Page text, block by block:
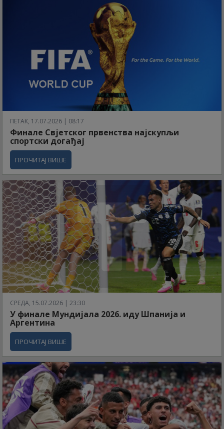
ПЕТАК, 17.07.2026 | 08:17
Финале Свјетског првенства најскупљи
спортски догађај
ПРОЧИТАЈ ВИШЕ
СРЕДА, 15.07.2026 | 23:30
У финале Мундијала 2026. иду Шпанија и
Аргентина
ПРОЧИТАЈ ВИШЕ